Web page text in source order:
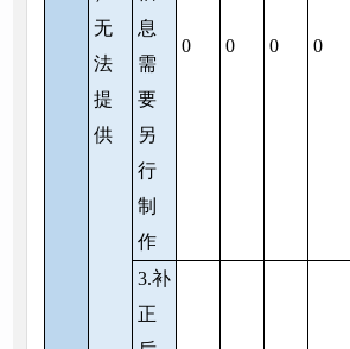
无
法
提
供
息
需
要
另
行
制
作
0 0 0 0
3.补
正